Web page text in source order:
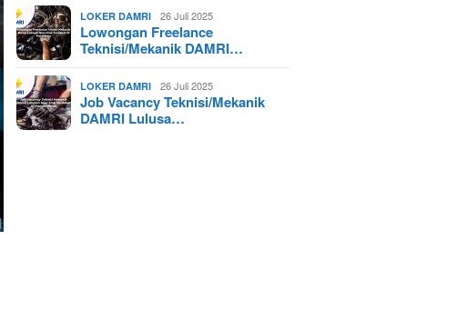
LOKER DAMRI 26 Juli 2025
Lowongan Freelance
Teknisi/Mekanik DAMRI…
LOKER DAMRI 26 Juli 2025
Job Vacancy Teknisi/Mekanik
DAMRI Lulusa…